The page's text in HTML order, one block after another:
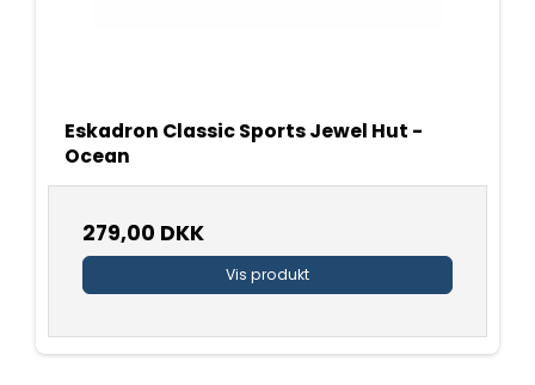
Eskadron Classic Sports Jewel Hut -
Ocean
279,00 DKK
Vis produkt